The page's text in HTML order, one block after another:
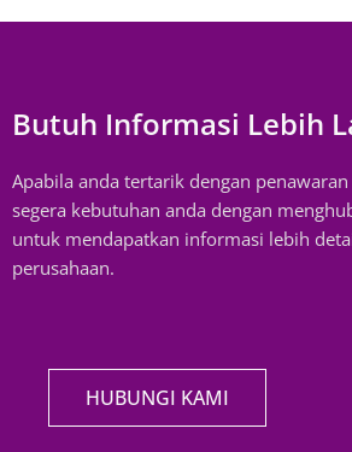
Butuh Informasi Lebih
Apabila anda tertarik dengan
segera kebutuhan anda dengan
untuk mendapatkan informasi lebih
perusahaan.
HUBUNGI KAMI